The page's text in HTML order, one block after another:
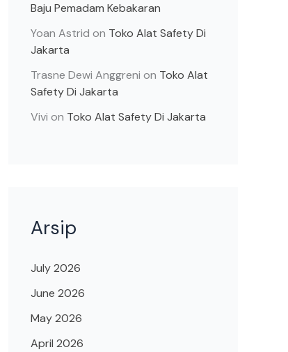
Baju Pemadam Kebakaran
Yoan Astrid on Toko Alat Safety Di
Jakarta
Trasne Dewi Anggreni on Toko Alat
Safety Di Jakarta
Vivi on Toko Alat Safety Di Jakarta
Arsip
July 2026
June 2026
May 2026
April 2026